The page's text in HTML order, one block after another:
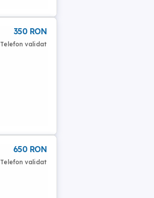
350 RON
Telefon validat
650 RON
Telefon validat